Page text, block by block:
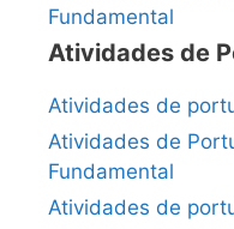
Fundamental
Atividades de
Atividades de
Atividades de
Fundamental
Atividades de